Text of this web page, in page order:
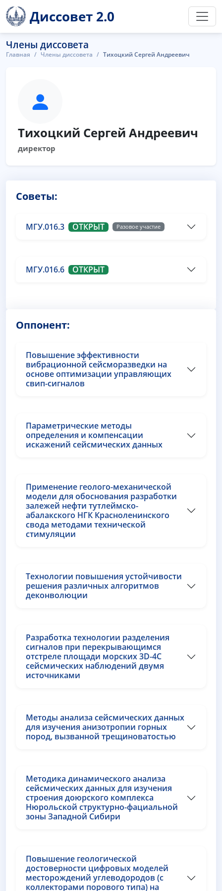
Диссовет 2.0
Члены диссовета
Главная Члены диссовета Тихоцкий Сергей Андреевич
Тихоцкий Сергей Андреевич
директор
Советы:
МГУ.016.3 ОТКРЫТ Разовое участие
МГУ.016.6 ОТКРЫТ
Оппонент:
Повышение эффективности
вибрационной сейсморазведки на
основе оптимизации управляющих
свип-сигналов
Параметрические методы
определения и компенсации
искажений сейсмических данных
Применение геолого-механической
модели для обоснования разработки
залежей нефти тутлеймско-
абалакского НГК Красноленинского
свода методами технической
стимуляции
Технологии повышения устойчивости
решения различных алгоритмов
деконволюции
Разработка технологии разделения
сигналов при перекрывающимся
отстреле площади морских 3D-4C
сейсмических наблюдений двумя
источниками
Методы анализа сейсмических данных
для изучения анизотропии горных
пород, вызванной трещиноватостью
Методика динамического анализа
сейсмических данных для изучения
строения доюрского комплекса
Нюрольской структурно-фациальной
зоны Западной Сибири
Повышение геологической
достоверности цифровых моделей
месторождений углеводородов (с
коллекторами порового типа) на